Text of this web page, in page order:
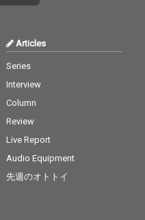
Articles
Series
Interview
Column
Review
Live Report
Audio Equipment
先週のオトトイ